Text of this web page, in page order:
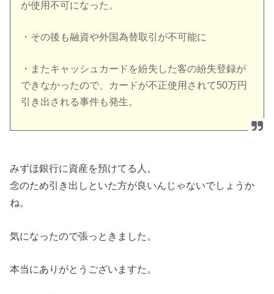
が使用不可になった。
・その後も融資や外国為替取引が不可能に
・またキャッシュカードを紛失した客の紛失登録が
できなかったので、カードが不正使用されて50万円
引き出される事件も発生。
みずほ銀行に資産を預けてる人。
念のため引き出しといた方が良いんじゃないでしょうか
ね。
気になったので張っときました。
本当にありがとうございますた。